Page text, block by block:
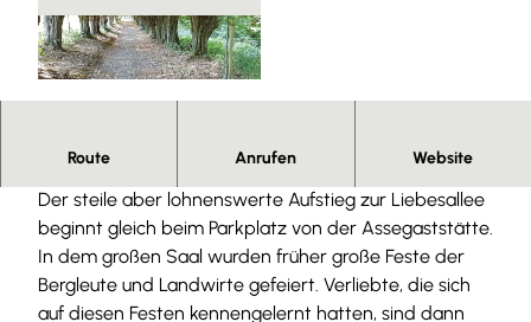
Route Anrufen Website
Herzlich willkommen.
Der steile aber lohnenswerte Aufstieg zur Liebesallee
beginnt gleich beim Parkplatz von der Assegaststätte.
In dem großen Saal wurden früher große Feste der
Bergleute und Landwirte gefeiert. Verliebte, die sich
auf diesen Festen kennengelernt hatten, sind dann